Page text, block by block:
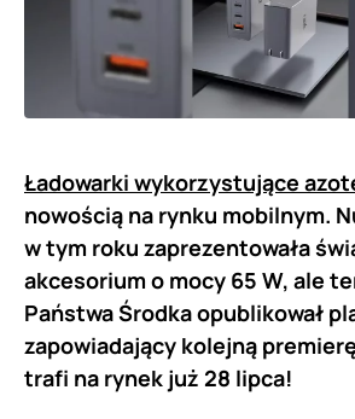
Ładowarki wykorzystujące
nowością na rynku mobilnym.
w tym roku zaprezentowała
akcesorium o mocy 65 W, ale
Państwa Środka opublikował
zapowiadający kolejną
trafi na rynek już 28 lipca!